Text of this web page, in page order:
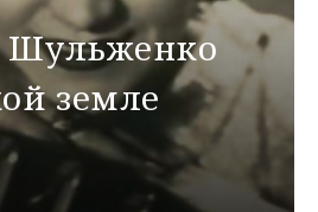
Шульженко
земле